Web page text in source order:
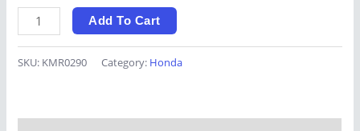
Jual
Kaca
Swing
Add To Cart
SKU: KMR0290 Category: Honda